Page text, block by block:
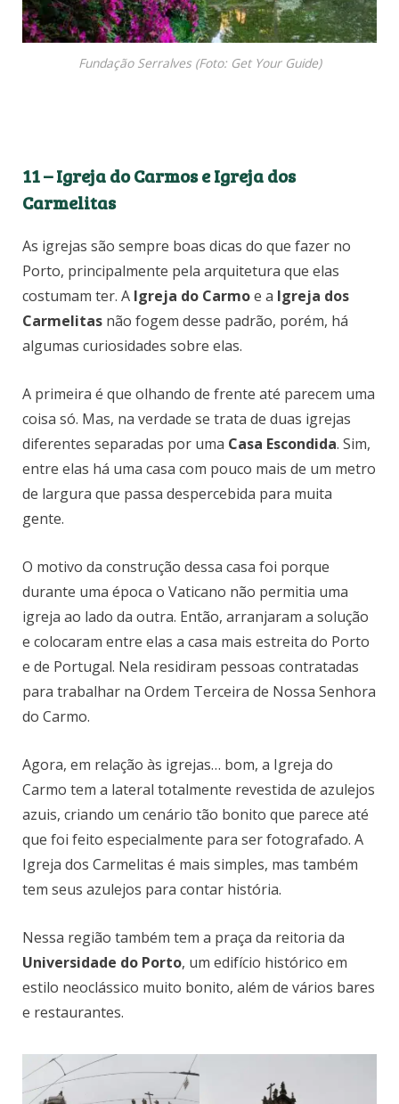
Fundação Serralves (Foto: Get Your Guide)
11 – Igreja do Carmos e Igreja dos
Carmelitas
As igrejas são sempre boas dicas do que fazer no
Porto, principalmente pela arquitetura que elas
costumam ter. A Igreja do Carmoe a Igreja dos
Carmelitas não fogem desse padrão, porém, há
algumas curiosidades sobre elas.
A primeira é que olhando de frente até parecem uma
coisa só. Mas, na verdade se trata de duas igrejas
diferentes separadas por uma Casa Escondida. Sim,
entre elas há uma casa com pouco mais de um metro
de largura que passa despercebida para muita
gente.
O motivo da construção dessa casa foi porque
durante uma época o Vaticano não permitia uma
igreja ao lado da outra. Então, arranjaram a solução
e colocaram entre elas a casa mais estreita do Porto
e de Portugal. Nela residiram pessoas contratadas
para trabalhar na Ordem Terceira de Nossa Senhora
do Carmo.
Agora, em relação às igrejas… bom, a Igreja do
Carmo tem a lateral totalmente revestida de azulejos
azuis, criando um cenário tão bonito que parece até
que foi feito especialmente para ser fotografado. A
Igreja dos Carmelitas é mais simples, mas também
tem seus azulejos para contar história.
Nessa região também tem a praça da reitoria da
Universidade do Porto, um edifício histórico em
estilo neoclássico muito bonito, além de vários bares
e restaurantes.